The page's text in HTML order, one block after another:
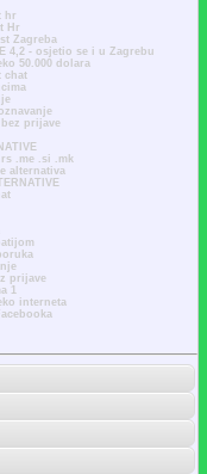
hr
Hr
Zagreba
4,2 - osjetio se i u Zagrebu
50.000 dolara
chat
prijave
.me .si .mk
alternativa
prijave
1
interneta